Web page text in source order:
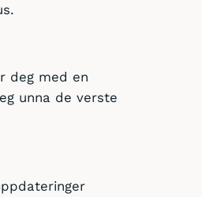
deg med en
unna de verste